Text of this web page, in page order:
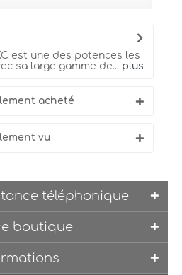
est une des potences les
sa large gamme de... plus
acheté
vu
téléphonique
boutique